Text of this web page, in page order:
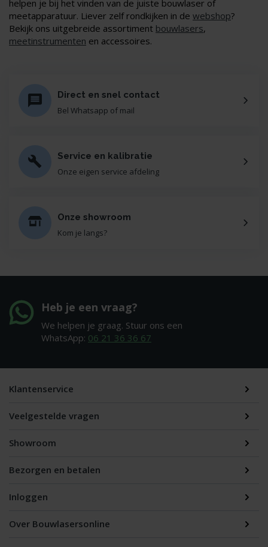
helpen je bij het vinden van de juiste bouwlaser of
meetapparatuur. Liever zelf rondkijken in de webshop?
Bekijk ons uitgebreide assortiment bouwlasers,
meetinstrumenten en accessoires.
Direct en snel contact
Bel Whatsapp of mail
Service en kalibratie
Onze eigen service afdeling
Onze showroom
Kom je langs?
Heb je een vraag?
We helpen je graag. Stuur ons een
WhatsApp: 06 21 36 36 67
Klantenservice
Veelgestelde vragen
Showroom
Bezorgen en betalen
Inloggen
Over Bouwlasersonline